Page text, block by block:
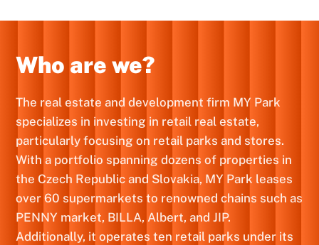
Who are we?
The real estate and development firm MY Park
specializes in investing in retail real estate,
particularly focusing on retail parks and stores.
With a portfolio spanning dozens of properties in
the Czech Republic and Slovakia, MY Park leases
over 60 supermarkets to renowned chains such as
PENNY market, BILLA, Albert, and JIP.
Additionally, it operates ten retail parks under its